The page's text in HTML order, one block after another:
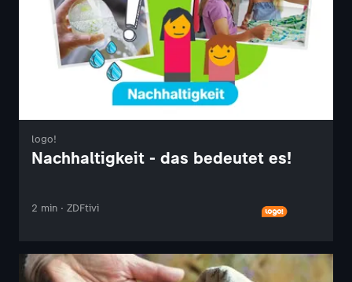
logo!
Nachhaltigkeit - das bedeutet es!
2 min · ZDFtivi